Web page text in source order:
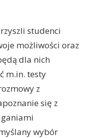
studenci
możliwości oraz
dla nich
m.in. testy
z
się z
wybór